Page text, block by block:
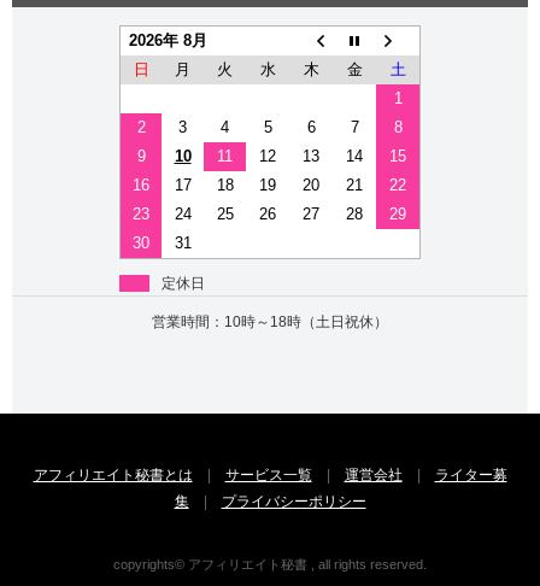
2026年 8月
日
月 火 水 木 金
土
1
2
3 4 5 6 7
8
9
10 11 12 13 14
15
16
17 18 19 20 21
22
23
24 25 26 27 28
29
30
31
定休日
営業時間：10時～18時（土日祝休）
アフィリエイト秘書とは | サービス一覧| 運営会社 |
ライター募
集| プライバシーポリシー
copyrights© アフィリエイト秘書 , all rights reserved.